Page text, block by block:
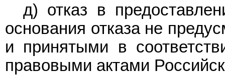
д) отказ в
основания отказа не
и принятыми в
правовыми актами